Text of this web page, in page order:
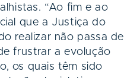
“Ao fim e ao
que a Justiça do
realizar não passa de
frustrar a evolução
os quais têm sido